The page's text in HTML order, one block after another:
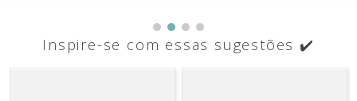
Inspire-se com essas sugestões ✔️